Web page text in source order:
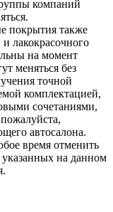
компаний
покрытия также
лакокрасочного
на момент
меняться без
точной
комплектацией,
сочетаниями,
автосалона.
время отменить
на данном